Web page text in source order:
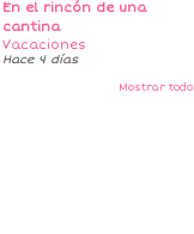
En el rincón de una
cantina
Vacaciones
Hace 4 días
Mostrar todo